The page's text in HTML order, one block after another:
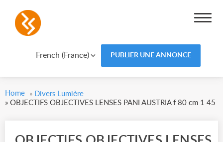
French (France) PUBLIER UNE ANNONCE
Home » Divers Lumière
» OBJECTIFS OBJECTIVES LENSES PANI AUSTRIA f 80 cm 1 45